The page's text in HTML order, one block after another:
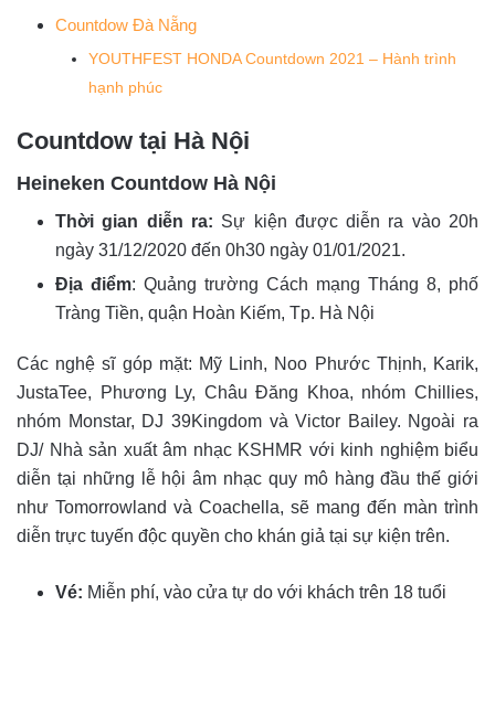
Countdow Đà Nẵng
YOUTHFEST HONDA Countdown 2021 – Hành trình
hạnh phúc
Countdow tại Hà Nội
Heineken Countdow Hà Nội
Thời gian diễn ra: Sự kiện được diễn ra vào 20h
ngày 31/12/2020 đến 0h30 ngày 01/01/2021.
Địa điểm: Quảng trường Cách mạng Tháng 8, phố
Tràng Tiền, quận Hoàn Kiếm, Tp. Hà Nội
Các nghệ sĩ góp mặt: Mỹ Linh, Noo Phước Thịnh, Karik,
JustaTee, Phương Ly, Châu Đăng Khoa, nhóm Chillies,
nhóm Monstar, DJ 39Kingdom và Victor Bailey. Ngoài ra
DJ/ Nhà sản xuất âm nhạc KSHMR với kinh nghiệm biểu
diễn tại những lễ hội âm nhạc quy mô hàng đầu thế giới
như Tomorrowland và Coachella, sẽ mang đến màn trình
diễn trực tuyến độc quyền cho khán giả tại sự kiện trên.
Vé: Miễn phí, vào cửa tự do với khách trên 18 tuổi